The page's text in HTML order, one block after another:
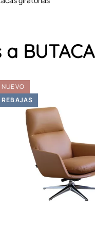
NUEVO
REBAJAS